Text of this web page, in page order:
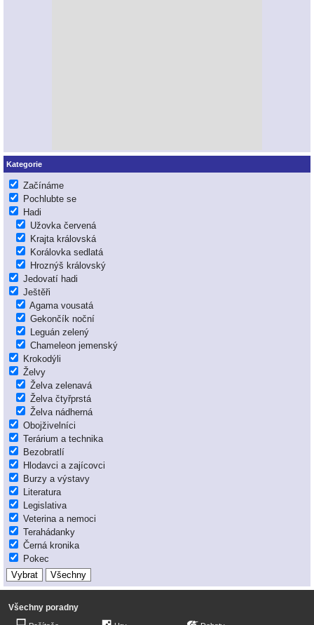
Kategorie
Začínáme
Pochlubte se
Hadi
Užovka červená
Krajta královská
Korálovka sedlatá
Hroznýš královský
Jedovatí hadi
Ještěři
Agama vousatá
Gekončík noční
Leguán zelený
Chameleon jemenský
Krokodýli
Želvy
Želva zelenavá
Želva čtyřprstá
Želva nádherná
Obojživelníci
Terárium a technika
Bezobratlí
Hlodavci a zajícovci
Burzy a výstavy
Literatura
Legislativa
Veterina a nemoci
Terahádanky
Černá kronika
Pokec
Všechny poradny